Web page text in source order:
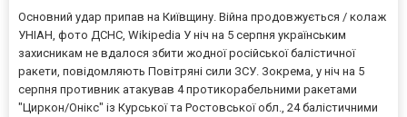
Основний удар припав на Київщину. Війна продовжується / колаж
УНІАН, фото ДСНС, Wikipedia У ніч на 5 серпня українським
захисникам не вдалося збити жодної російської балістичної
ракети, повідомляють Повітряні сили ЗСУ. Зокрема, у ніч на 5
серпня противник атакував 4 протикорабельними ракетами
"Циркон/Онікс" із Курської та Ростовської обл., 24 балістичними